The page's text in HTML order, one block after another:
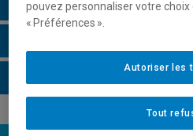
Horaire - Été 2026
pouvez personnaliser votre
« Préférences ».
Tout
Autoriser les